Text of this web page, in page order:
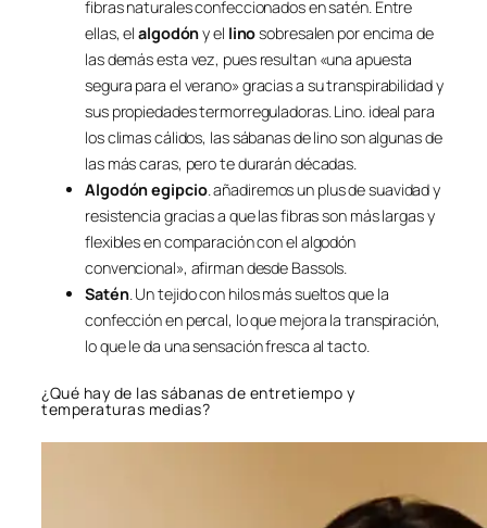
fibras naturales confeccionados en satén. Entre
ellas, elalgodóny el linosobresalen por encima de
las demás esta vez, pues resultan «una apuesta
segura para el verano» gracias a su transpirabilidad y
sus propiedades termorreguladoras. Lino. ideal para
los climas cálidos, las sábanas de lino son algunas de
las más caras, pero te durarán décadas.
Algodón egipcio. añadiremos un plus de suavidad y
resistencia gracias a que las fibras son más largas y
flexibles en comparación con el algodón
convencional», afirman desde Bassols.
Satén. Un tejido con hilos más sueltos que la
confección en percal, lo que mejora la transpiración,
lo que le da una sensación fresca al tacto.
¿Qué hay de las sábanas de entretiempo y
temperaturas medias?